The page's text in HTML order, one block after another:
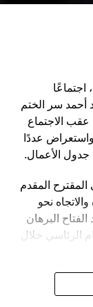
اجتماعًا
أحمد سر الختم
عقب الاجتماع
واستعراض عددًا
جدول الأعمال.
المقترح المقدم
نحو
البرهان
الرئاسي خلال
القوى